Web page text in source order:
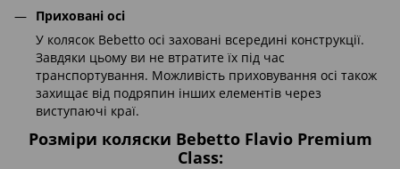
Приховані осі
У колясок Bebetto осі заховані всередині конструкції.
Завдяки цьому ви не втратите їх під час
транспортування. Можливість приховування осі також
захищає від подряпин інших елементів через
виступаючі краї.
Розміри коляски Bebetto Flavio Premium
Class: